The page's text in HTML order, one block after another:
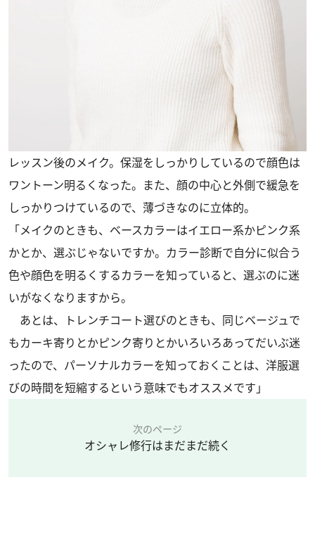
レッスン後のメイク。保湿をしっかりしているので顔色は
ワントーン明るくなった。また、顔の中心と外側で緩急を
しっかりつけているので、薄づきなのに立体的。
「メイクのときも、ベースカラーはイエロー系かピンク系
かとか、選ぶじゃないですか。カラー診断で自分に似合う
色や顔色を明るくするカラーを知っていると、選ぶのに迷
いがなくなりますから。
あとは、トレンチコート選びのときも、同じベージュで
もカーキ寄りとかピンク寄りとかいろいろあってだいぶ迷
ったので、パーソナルカラーを知っておくことは、洋服選
びの時間を短縮するという意味でもオススメです」
次のページ
オシャレ修行はまだまだ続く